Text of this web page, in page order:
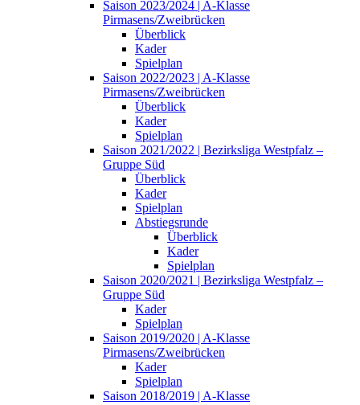
Saison 2023/2024 | A-Klasse
Pirmasens/Zweibrücken
Überblick
Kader
Spielplan
Saison 2022/2023 | A-Klasse
Pirmasens/Zweibrücken
Überblick
Kader
Spielplan
Saison 2021/2022 | Bezirksliga Westpfalz –
Gruppe Süd
Überblick
Kader
Spielplan
Abstiegsrunde
Überblick
Kader
Spielplan
Saison 2020/2021 | Bezirksliga Westpfalz –
Gruppe Süd
Kader
Spielplan
Saison 2019/2020 | A-Klasse
Pirmasens/Zweibrücken
Kader
Spielplan
Saison 2018/2019 | A-Klasse